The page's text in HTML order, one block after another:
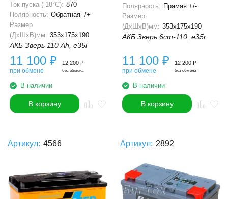
Ток пуска (-18°С): 870
Полярность: Обратная -/+
Размер
(ДхШхВ)мм: 353x175x190
АКБ Зверь 110 Ah, e35l
11 100 ₽
при обмене
12 200 ₽
без обмена
В наличии
В корзину
Полярность: Прямая +/-
Размер
(ДхШхВ)мм: 353x175x190
АКБ Зверь 6ст-110, e35r
11 100 ₽
при обмене
12 200 ₽
без обмена
В наличии
В корзину
Артикул: 4566 Артикул: 2892